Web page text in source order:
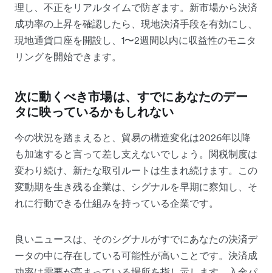
理し、不正をリアルタイムで防ぎます。新市場から決済
成功率の上昇を確認したら、現地決済手段を有効にし、
現地通貨口座を開設し、1〜2週間以内に収益性のモニタ
リングを開始できます。
次に動くべき市場は、すでにあなたのデー
タに映っているかもしれない
今の状況を踏まえると、貿易の構造変化は2026年以降
も加速すると言って差し支えないでしょう。関税制度は
変わり続け、新たな取引ルートは生まれ続けます。この
変動期を生き残る企業は、シグナルを早期に察知し、そ
れに行動できる仕組みを持っている企業です。
良いニュースは、そのシグナルがすでにあなたの決済デ
ータの中に存在している可能性が高いことです。決済成